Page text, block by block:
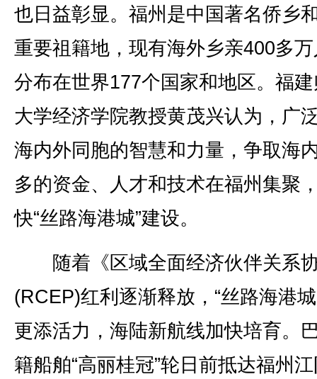
也日益彰显。福州是中国著名侨乡
重要祖籍地，现有海外乡亲400多
分布在世界177个国家和地区。福
大学经济学院教授黄茂兴认为，广
海内外同胞的智慧和力量，争取海
多的资金、人才和技术在福州集聚
快“丝路海港城”建设。
随着《区域全面经济伙伴关系
(RCEP)红利逐渐释放，“丝路海港
更添活力，海陆新航线加快培育。
籍船舶“高丽桂冠”轮日前抵达福州